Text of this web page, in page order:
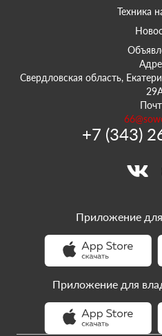
Техника
Свердловская область,
+7 (343)
Приложение для
Приложение для